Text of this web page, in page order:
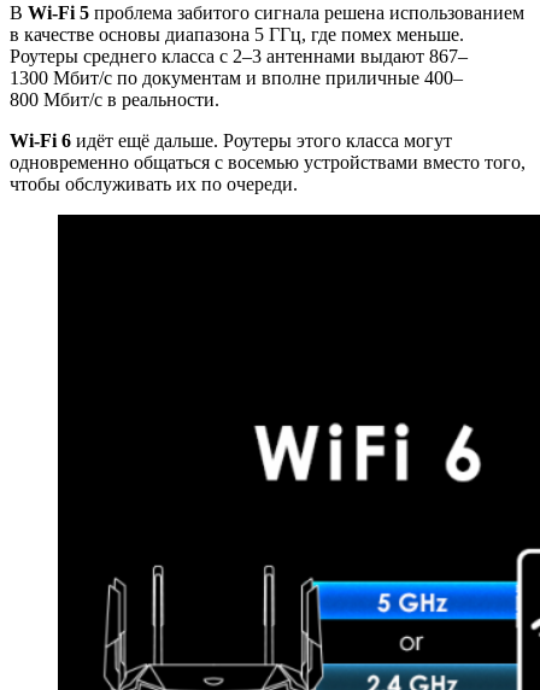
В Wi‑Fi 5 проблема забитого сигнала решена использованием
в качестве основы диапазона 5 ГГц, где помех меньше.
Роутеры среднего класса с 2–3 антеннами выдают 867–
1300 Мбит/с по документам и вполне приличные 400–
800 Мбит/с в реальности.
Wi‑Fi 6 идёт ещё дальше. Роутеры этого класса могут
одновременно общаться с восемью устройствами вместо того,
чтобы обслуживать их по очереди.